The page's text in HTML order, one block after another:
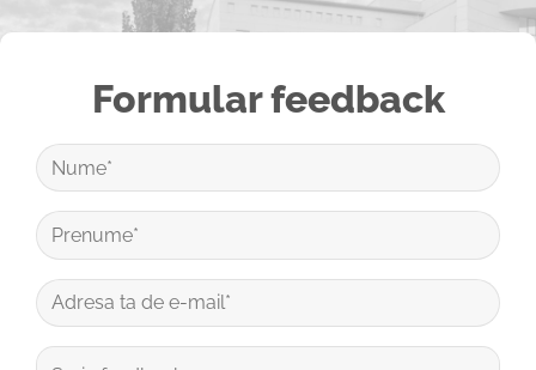
Formular feedback